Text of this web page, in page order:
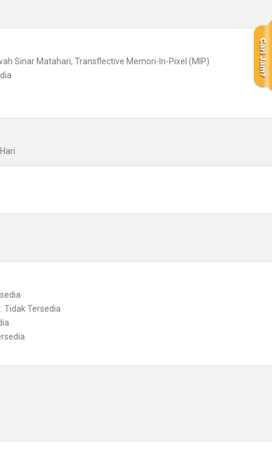
Sinar Matahari, Transflective Memori-In-Pixel (MIP)
Tidak Tersedia